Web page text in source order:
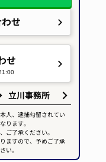
せ
せ
立川事務所
人、逮捕勾留されてい
ります。
ご了承ください。
ますので、予めご了承
い。